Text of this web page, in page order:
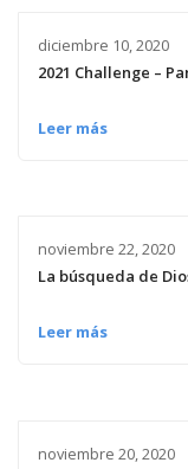
diciembre 10, 2020
2021 Challenge –
Leer más
noviembre 22, 2020
La búsqueda de
Leer más
noviembre 20, 2020